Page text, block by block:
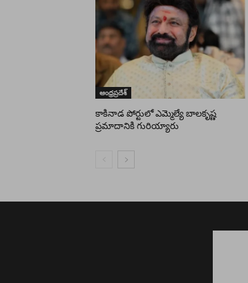
ఆంధ్రప్రదేశ్
కాకినాడ పోర్టులో ఎమ్మెల్యే బాలకృష్ణ
ప్రమాదానికి గురియ్యారు